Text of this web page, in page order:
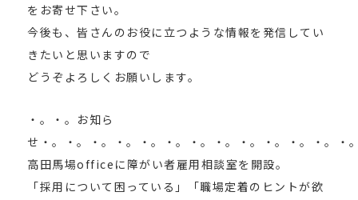
をお寄せ下さい。
今後も、皆さんのお役に立つような情報を発信してい
きたいと思いますので
どうぞよろしくお願いします。
・。・。お知ら
せ・。・。・。・。・。・。・。・。・。・。・。・。・
高田馬場officeに障がい者雇用相談室を開設。
「採用について困っている」「職場定着のヒントが欲